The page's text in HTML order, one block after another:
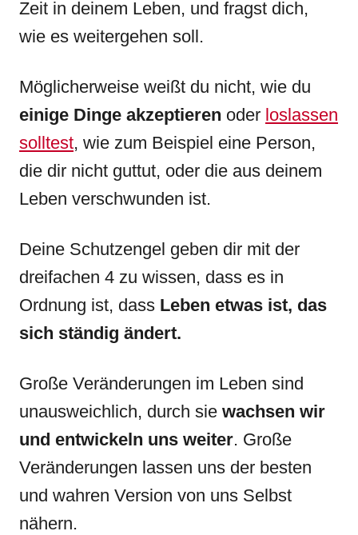
Zeit in deinem Leben, und fragst dich,
wie es weitergehen soll.
Möglicherweise weißt du nicht, wie du
einige Dinge akzeptieren oder loslassen
solltest, wie zum Beispiel eine Person,
die dir nicht guttut, oder die aus deinem
Leben verschwunden ist.
Deine Schutzengel geben dir mit der
dreifachen 4 zu wissen, dass es in
Ordnung ist, dass Leben etwas ist, das
sich ständig ändert.
Große Veränderungen im Leben sind
unausweichlich, durch sie wachsen wir
und entwickeln uns weiter. Große
Veränderungen lassen uns der besten
und wahren Version von uns Selbst
nähern.